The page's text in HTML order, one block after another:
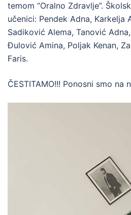
temom “Oralno Zdravlje”.
učenici: Pendek Adna, Karkelja
Sadiković Alema, Tanović
Đulović Amina, Poljak Kenan,
Faris.
ČESTITAMO!!! Ponosni smo na